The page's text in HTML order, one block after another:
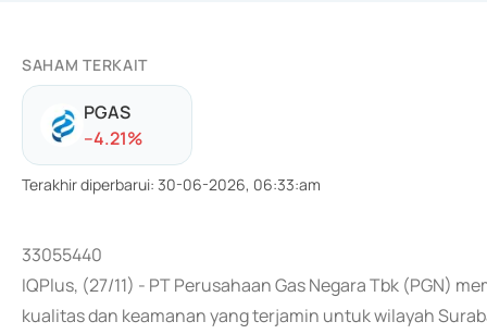
SAHAM TERKAIT
PGAS
--4.21%
Terakhir diperbarui: 30-06-2026, 06:33:am
33055440
IQPlus, (27/11) - PT Perusahaan Gas Negara Tbk (PGN)
kualitas dan keamanan yang terjamin untuk wilayah